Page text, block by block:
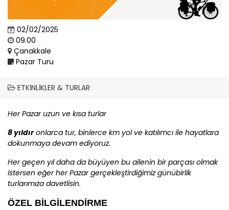
02/02/2025
09.00
Çanakkale
Pazar Turu
ETKINLIKLER & TURLAR
Her Pazar uzun ve kısa turlar
8 yıldıronlarca tur, binlerce km yol ve katılımcı ile hayatlara
dokunmaya devam ediyoruz.
Her geçen yıl daha da büyüyen bu ailenin bir parçası olmak
istersen eğer her Pazar gerçekleştirdiğimiz günübirlik
turlarımıza davetlisin.
ÖZEL BİLGİLENDİRME